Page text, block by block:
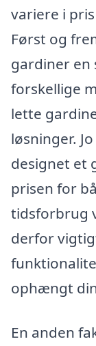
variere i
Først og
gardiner en
forskellige
lette
løsninger.
designet et
prisen for
tidsforbrug
derfor
ophængt
En anden